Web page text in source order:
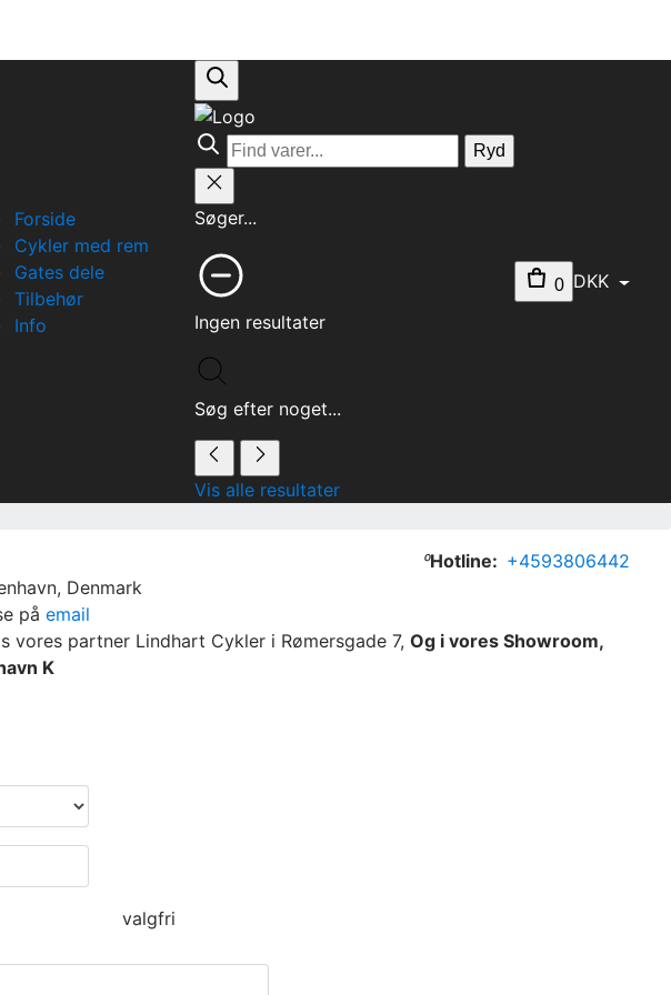
Forside
Cykler med rem
Gates dele
Tilbehør
Info
Ryd
Søger...
Ingen resultater
Søg efter noget...
Vis alle resultater
0 DKK
Denmark
Hotline: +4593806442
på email
vores partner Lindhart Cykler i Rømersgade 7, Og i vores Showroom,
K
valgfri